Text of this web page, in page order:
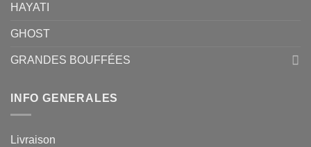
HAYATI
GHOST
GRANDES BOUFFÉES
INFO GENERALES
Livraison